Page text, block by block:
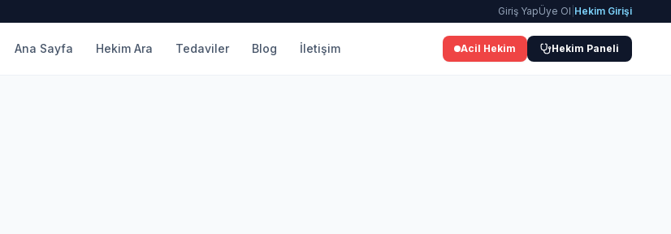
Giriş YapÜye Ol Hekim Girişi
Ana Sayfa Hekim Ara Tedaviler Blog İletişim Acil Hekim Hekim Paneli